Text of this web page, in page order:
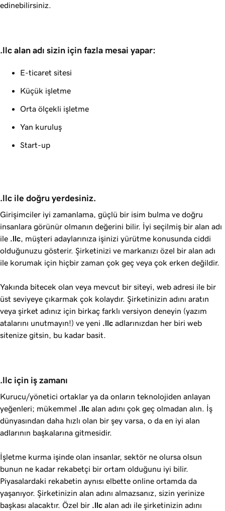
edinebilirsiniz.
.llc alan adı sizin için fazla mesai yapar:
E-ticaret sitesi
Küçük işletme
Orta ölçekli işletme
Yan kuruluş
Start-up
.llc ile doğru yerdesiniz.
Girişimciler iyi zamanlama, güçlü bir isim bulma ve doğru
insanlara görünür olmanın değerini bilir. İyi seçilmiş bir alan adı
ile .llc , müşteri adaylarınıza işinizi yürütme konusunda ciddi
olduğunuzu gösterir. Şirketinizi ve markanızı özel bir alan adı
ile korumak için hiçbir zaman çok geç veya çok erken değildir.
Yakında bitecek olan veya mevcut bir siteyi, web adresi ile bir
üst seviyeye çıkarmak çok kolaydır. Şirketinizin adını aratın
veya şirket adınız için birkaç farklı versiyon deneyin (yazım
atalarını unutmayın!) ve yeni .llc adlarınızdan her biri web
sitenize gitsin, bu kadar basit.
.llc için iş zamanı
Kurucu/yönetici ortaklar ya da onların teknolojiden anlayan
yeğenleri; mükemmel .llc alan adını çok geç olmadan alın. İş
dünyasından daha hızlı olan bir şey varsa, o da en iyi alan
adlarının başkalarına gitmesidir.
İşletme kurma işinde olan insanlar, sektör ne olursa olsun
bunun ne kadar rekabetçi bir ortam olduğunu iyi bilir.
Piyasalardaki rekabetin aynısı elbette online ortamda da
yaşanıyor. Şirketinizin alan adını almazsanız, sizin yerinize
başkası alacaktır. Özel bir .llc alan adı ile şirketinizin adını